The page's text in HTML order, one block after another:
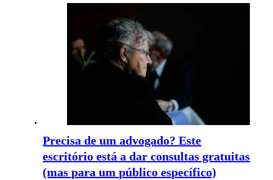
Precisa de um advogado? Este
escritório está a dar consultas gratuitas
(mas para um público específico)